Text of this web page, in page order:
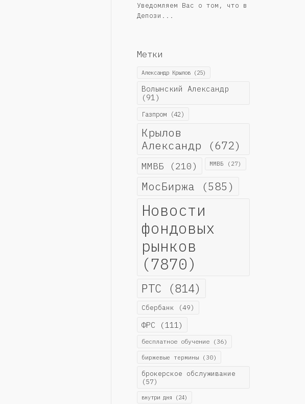
Уведомляем Вас о том, что в
Депози...
Метки
Александр Крылов(25)
Волынский Александр
(91)
Газпром(42)
Крылов
Александр (672)
ММВБ (210) ММВБ (27)
МосБиржа (585)
Новости
фондовых
рынков
(7870)
РТС (814)
Сбербанк (49)
ФРС (111)
бесплатное обучение(36)
биржевые термины(30)
брокерское обслуживание
(57)
внутри дня (24)